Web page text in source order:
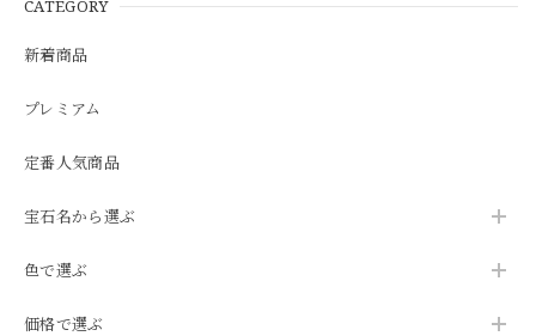
CATEGORY
新着商品
プレミアム
定番人気商品
宝石名から選ぶ
色で選ぶ
価格で選ぶ